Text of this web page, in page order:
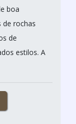
boa
de rochas
de
estilos. A